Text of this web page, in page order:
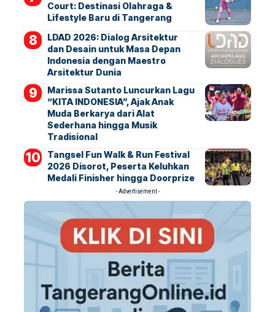
Court: Destinasi Olahraga &
Lifestyle Baru di Tangerang
LDAD 2026: Dialog Arsitektur
dan Desain untuk Masa Depan
Indonesia dengan Maestro
Arsitektur Dunia
Marissa Sutanto Luncurkan Lagu
“KITA INDONESIA”, Ajak Anak
Muda Berkarya dari Alat
Sederhana hingga Musik
Tradisional
Tangsel Fun Walk & Run Festival
2026 Disorot, Peserta Keluhkan
Medali Finisher hingga Doorprize
- Advertisement -